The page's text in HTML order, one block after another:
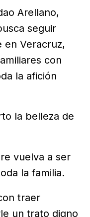
Arellano,
seguir
en Veracruz,
con
la afición
la belleza de
vuelva a ser
la familia.
traer
un trato digno